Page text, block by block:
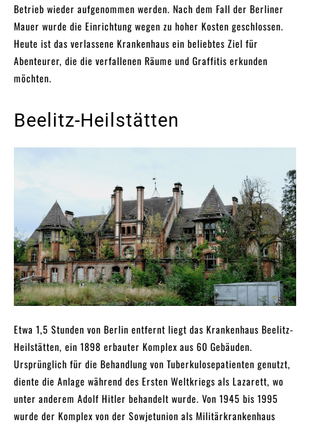
Betrieb wieder aufgenommen werden. Nach dem Fall der Berliner
Mauer wurde die Einrichtung wegen zu hoher Kosten geschlossen.
Heute ist das verlassene Krankenhaus ein beliebtes Ziel für
Abenteurer, die die verfallenen Räume und Graffitis erkunden
möchten.
Beelitz-Heilstätten
Etwa 1,5 Stunden von Berlin entfernt liegt das Krankenhaus Beelitz-
Heilstätten, ein 1898 erbauter Komplex aus 60 Gebäuden.
Ursprünglich für die Behandlung von Tuberkulosepatienten genutzt,
diente die Anlage während des Ersten Weltkriegs als Lazarett, wo
unter anderem Adolf Hitler behandelt wurde. Von 1945 bis 1995
wurde der Komplex von der Sowjetunion als Militärkrankenhaus